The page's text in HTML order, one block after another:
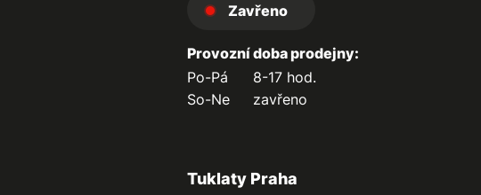
Zavřeno
Provozní doba prodejny:
Po-Pá
8-17 hod.
So-Ne
zavřeno
Tuklaty Praha